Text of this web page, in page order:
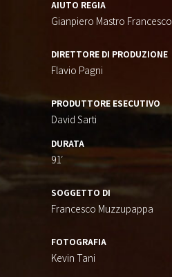
AIUTO REGIA
Gianpiero Mastro Francesco
DIRETTORE DI PRODUZIONE
Flavio Pagni
PRODUTTORE ESECUTIVO
David Sarti
DURATA
91′
SOGGETTO DI
Francesco Muzzupappa
FOTOGRAFIA
Kevin Tani